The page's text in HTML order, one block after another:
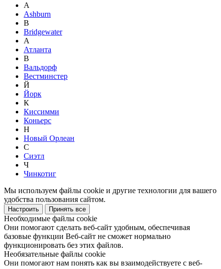
A
Ashburn
B
Bridgewater
А
Атланта
В
Вальдорф
Вестминстер
Й
Йорк
К
Киссимми
Коньерс
Н
Новый Орлеан
С
Сиэтл
Ч
Чинкотиг
Мы используем файлы cookie и другие технологии для вашего
удобства пользования сайтом.
Настроить Принять все
Необходимые файлы cookie
Они помогают сделать веб-сайт удобным, обеспечивая
базовые функции Веб-сайт не сможет нормально
функционировать без этих файлов.
Необязательные файлы cookie
Они помогают нам понять как вы взаимодействуете с веб-